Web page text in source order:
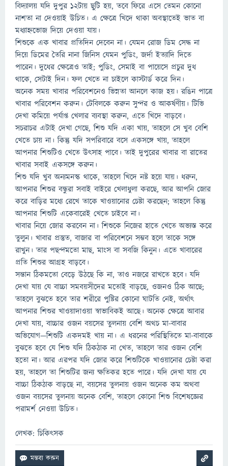
বিদ্যালয় যদি দুপুর ১২টায় ছুটি হয়, তবে ফিরে এসে তেমন কোনো
নাশতা না দেওয়াই উচিত। এ ক্ষেত্রে খিদে থাকা অবস্থাতেই ভাত বা
মধ্যাহ্নভোজ দিয়ে দেওয়া যায়।
শিশুকে এক খাবার প্রতিদিন দেবেন না। যেমন রোজ ডিম সেদ্ধ না
দিয়ে ডিমের তৈরি নানা জিনিস যেমন পুডিং, জর্দা ইত্যাদি দিতে
পারেন। দুধের ক্ষেত্রেও তাই; পুডিং, সেমাই বা পায়েসে প্রচুর দুধ
থাকে, সেটাই দিন। ফল খেতে না চাইলে কাস্টার্ড করে দিন।
অনেক সময় খাবার পরিবেশনেও ভিন্নতা আনলে কাজ হয়। রঙিন পাত্রে
খাবার পরিবেশন করুন। টেবিলকে করুন সুন্দর ও আকর্ষণীয়। টিভি
দেখা কমিয়ে পর্যাপ্ত খেলার ব্যবস্থা করুন, এতে খিদে বাড়বে।
সচরাচর এটাই দেখা গেছে, শিশু যদি একা খায়, তাহলে সে খুব বেশি
খেতে চায় না। কিন্তু যদি সপরিবারে বসে একসঙ্গে খায়, তাহলে
আপনার শিশুটিও খেতে উৎসাহ পাবে। তাই দুপুরের খাবার বা রাতের
খাবার সবাই একসঙ্গে করুন।
শিশু যদি খুব অন্যমনস্ক থাকে, তাহলে খিদে নষ্ট হয়ে যায়। ধরুন,
আপনার শিশুর বন্ধুরা সবাই বাইরে খেলাধুলা করছে, আর আপনি জোর
করে বাড়ির মধ্যে রেখে তাকে খাওয়ানোর চেষ্টা করছেন; তাহলে কিন্তু
আপনার শিশুটি একেবারেই খেতে চাইবে না।
খাবার নিয়ে জোর করবেন না। শিশুকে নিজের হাতে খেতে অভ্যস্ত করে
তুলুন। খাবার প্রস্তুত, বাজার বা পরিবেশনে সম্ভব হলে তাকে সঙ্গে
রাখুন। তার পছন্দমতো মাছ, মাংস বা সবজি কিনুন। এতে খাবারের
প্রতি শিশুর আগ্রহ বাড়বে।
সন্তান ঠিকমতো বেড়ে উঠছে কি না, তাও নজরে রাখতে হবে। যদি
দেখা যায় যে বাচ্চা সমবয়সীদের মতোই বাড়ছে, ওজনও ঠিক আছে;
তাহলে বুঝতে হবে তার শরীরে পুষ্টির কোনো ঘাটতি নেই, অর্থাৎ
আপনার শিশুর খাওয়াদাওয়া স্বাভাবিকই আছে। অনেক ক্ষেত্রে আবার
দেখা যায়, বাচ্চার ওজন বয়সের তুলনায় বেশি অথচ মা-বাবার
অভিযোগ—শিশুটি একদমই খায় না। এ ধরনের পরিস্থিতিতে মা-বাবাকে
বুঝতে হবে যে শিশু যদি ঠিকঠাক না খেত, তাহলে তার ওজন বেশি
হতো না। আর এরপর যদি জোর করে শিশুটিকে খাওয়ানোর চেষ্টা করা
হয়, তাহলে তা শিশুটির জন্য ক্ষতিকর হতে পারে। যদি দেখা যায় যে
বাচ্চা ঠিকঠাক বাড়ছে না, বয়সের তুলনায় ওজন অনেক কম অথবা
ওজন বয়সের তুলনায় অনেক বেশি, তাহলে কোনো শিশু বিশেষজ্ঞের
পরামর্শ নেওয়া উচিত।
লেখক: চিকিৎসক